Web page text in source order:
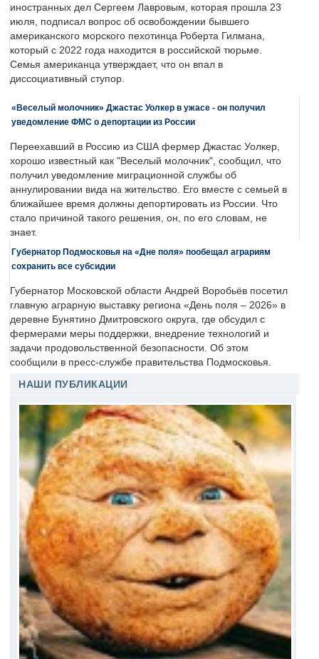
иностранных дел Сергеем Лавровым, которая прошла 23
июля, подписал вопрос об освобождении бывшего
американского морского пехотинца Роберта Гилмана,
который с 2022 года находится в российской тюрьме.
Семья американца утверждает, что он впал в
диссоциативный ступор.
«Веселый молочник» Джастас Уолкер в ужасе - он получил
уведомление ФМС о депортации из России
Переехавший в Россию из США фермер Джастас Уолкер,
хорошо известный как "Веселый молочник", сообщил, что
получил уведомление миграционной службы об
аннулировании вида на жительство. Его вместе с семьей в
ближайшее время должны депортировать из России. Что
стало причиной такого решения, он, по его словам, не
знает.
Губернатор Подмосковья на «Дне поля» пообещал аграриям
сохранить все субсидии
Губернатор Московской области Андрей Воробьёв посетил
главную аграрную выставку региона «День поля – 2026» в
деревне Бунятино Дмитровского округа, где обсудил с
фермерами меры поддержки, внедрение технологий и
задачи продовольственной безопасности. Об этом
сообщили в пресс-службе правительства Подмосковья.
НАШИ ПУБЛИКАЦИИ